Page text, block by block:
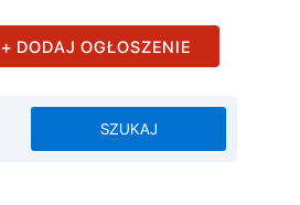
+ DODAJ OGŁOSZENIE
SZUKAJ